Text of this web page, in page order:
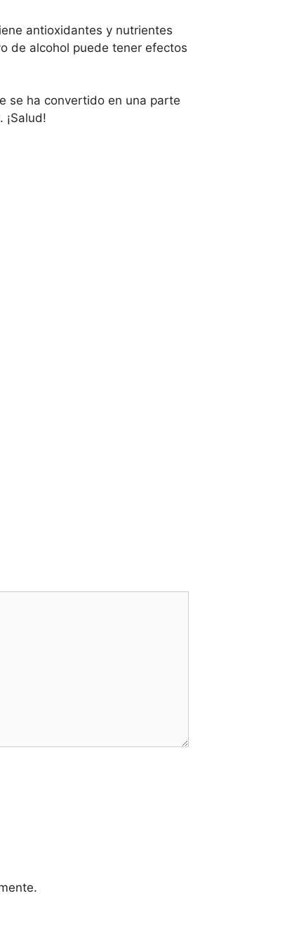
antioxidantes y nutrientes
de alcohol puede tener efectos
se ha convertido en una parte